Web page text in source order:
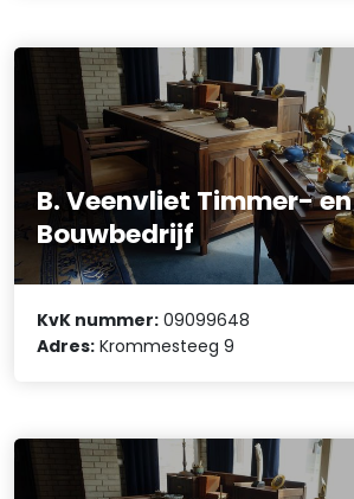
B. Veenvliet Timmer- en
Bouwbedrijf
KvK nummer: 09099648
Adres: Krommesteeg 9